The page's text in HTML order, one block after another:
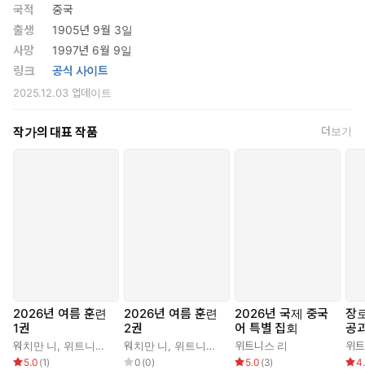
국적
중국
출생
1905년 9월 3일
사망
1997년 6월 9일
링크
공식 사이트
2025.12.03업데이트
작가의 대표 작품 더보기
2026년 여름 훈련
1권
워치만 니, 위트니스 리
5.0 (1)
2026년 여름 훈련
2권
워치만 니, 위트니스 리
0 (0)
2026년 국제 중국
어 특별 집회
위트니스 리
5.0 (3)
장
공
위